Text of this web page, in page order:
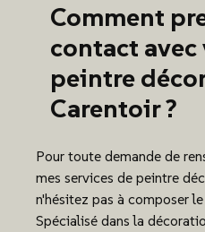
Comment
contact avec
peintre
Carentoir ?
Pour toute demande de
mes services de peintre
n'hésitez pas à composer
Spécialisé dans la